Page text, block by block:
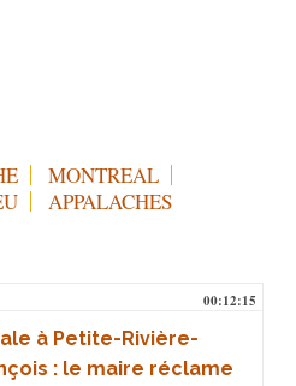
MONTREAL
APPALACHES
00:12:15
à Petite-Rivière-
: le maire réclame